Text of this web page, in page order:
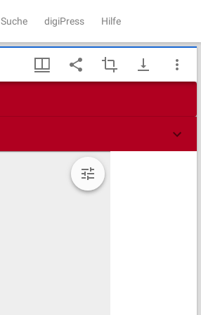
Suche digiPress Hilfe